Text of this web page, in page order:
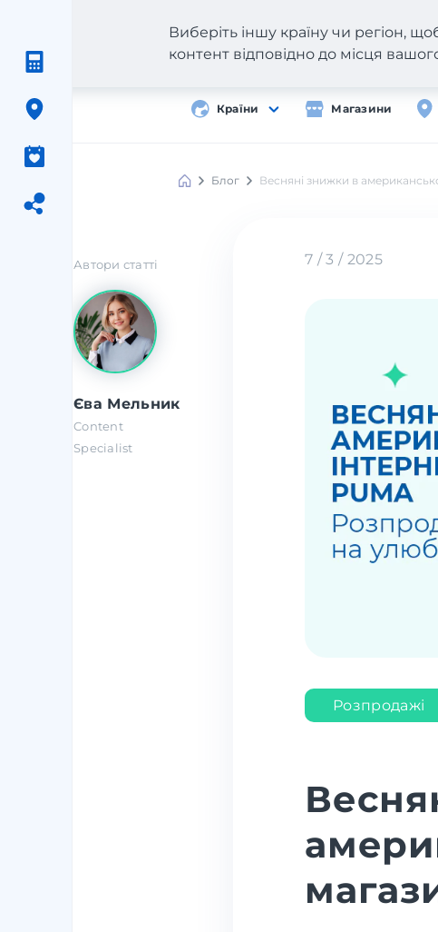
Країни Магазини
Виберіть іншу країну чи регіон,
контент відповідно до місця
Блог Весняні знижки в
7 / 3 / 2025
Автори статті
Єва Мельник
Content
Specialist
Розпродажі